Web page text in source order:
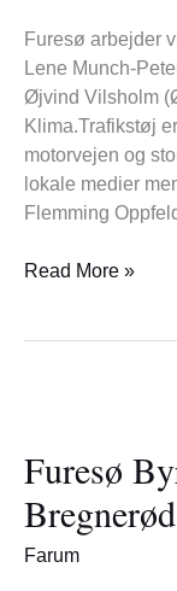
Furesø arbejder
Lene Munch-
Øjvind Vilsholm
Klima.Trafikstøj
motorvejen og
lokale medier
Flemming
–
vi
fortsætter
kampen!
Read More »
Furesø
Farum
enigt
om
at
frede